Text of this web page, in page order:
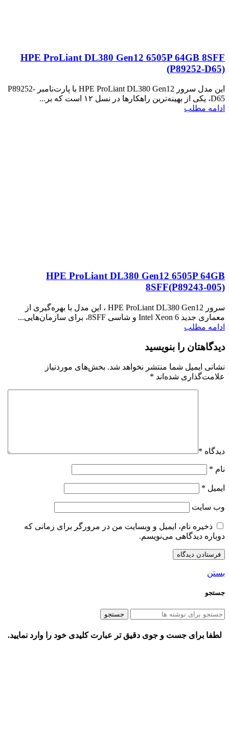
HPE ProLiant DL380 Gen12 6505P 64GB 8SFF
(P89252‑D65)
این مدل سرور HPE ProLiant DL380 Gen12 با پارت‌نامبر P89252-
D65، یکی از بهینه‌ترین راهکارها در نسل ۱۲ است که بر...
ادامه مطلب
HPE ProLiant DL380 Gen12 6505P 64GB
8SFF(P89243‑005)
سرور HPE ProLiant DL380 Gen12 ، این مدل با بهره‌گیری از
معماری جدید Intel Xeon 6 و شاسی 8SFF، برای سازمان‌هایی...
ادامه مطلب
دیدگاهتان را بنویسید
نشانی ایمیل شما منتشر نخواهد شد. بخش‌های موردنیاز
علامت‌گذاری شده‌اند *
دیدگاه *
نام *
ایمیل *
وب‌ سایت
ذخیره نام، ایمیل و وبسایت من در مرورگر برای زمانی که
دوباره دیدگاهی می‌نویسم.
بستن
جستجو
جستجو
لطفا برای جست و جوی دقیق تر عبارت کلیدی خود را وارد نمایید.